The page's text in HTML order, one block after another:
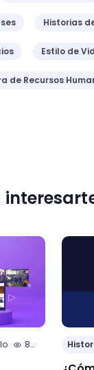
Historias
Estilo de
de Recursos
8